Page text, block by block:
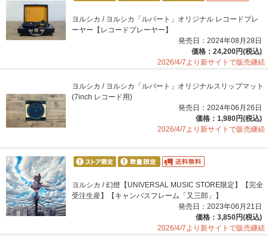
ヨルシカ / ヨルシカ「ルバート」オリジナル レコードプレ
ーヤー【レコードプレーヤー】
発売日：2024年08月28日
価格：24,200円(税込)
2026/4/7より新サイトで販売継続
ヨルシカ / ヨルシカ「ルバート」オリジナルスリップマット
(7inch レコード用)
発売日：2024年06月26日
価格：1,980円(税込)
2026/4/7より新サイトで販売継続
ヨルシカ / 幻燈【UNIVERSAL MUSIC STORE限定】【完全
受注生産】【キャンバスフレーム「又三郎」】
発売日：2023年06月21日
価格：3,850円(税込)
2026/4/7より新サイトで販売継続